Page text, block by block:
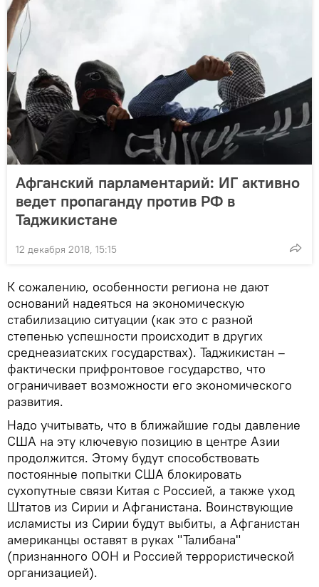
Афганский парламентарий: ИГ активно
ведет пропаганду против РФ в
Таджикистане
12 декабря 2018, 15:15
К сожалению, особенности региона не дают
оснований надеяться на экономическую
стабилизацию ситуации (как это с разной
степенью успешности происходит в других
среднеазиатских государствах). Таджикистан –
фактически прифронтовое государство, что
ограничивает возможности его экономического
развития.
Надо учитывать, что в ближайшие годы давление
США на эту ключевую позицию в центре Азии
продолжится. Этому будут способствовать
постоянные попытки США блокировать
сухопутные связи Китая с Россией, а также уход
Штатов из Сирии и Афганистана. Воинствующие
исламисты из Сирии будут выбиты, а Афганистан
американцы оставят в руках "Талибана"
(признанного ООН и Россией террористической
организацией).